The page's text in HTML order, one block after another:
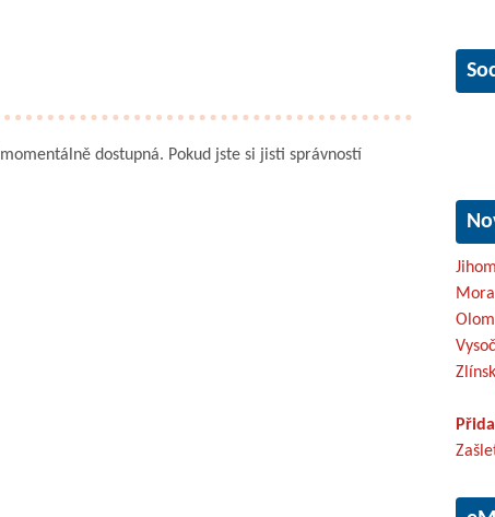
dostupná. Pokud jste si jisti správností